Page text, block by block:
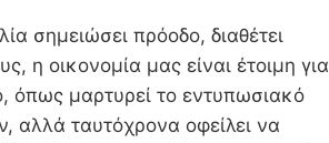
σημειώσει πρόοδο, διαθέτει
η οικονομία μας είναι έτοιμη για
όπως μαρτυρεί το εντυπωσιακό
αλλά ταυτόχρονα οφείλει να